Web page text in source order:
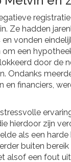
Ze hadden
vonden
om een
door de
Ondanks
en financiers,
hierdoor zijn
als een
buiten bereik
alsof een fout